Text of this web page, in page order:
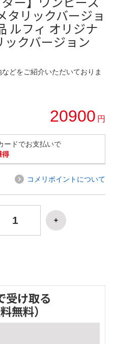
タリックバージョ
ルフィ オリジナ
クバージョン
どをご紹介いただいておりま
20900 円
ードでお支払いで
得
コメリポイントについて
受け取る
料無料）